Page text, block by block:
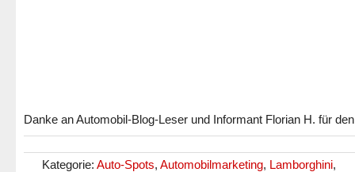
Danke an Automobil-Blog-Leser und Informant Florian H. für
Kategorie: Auto-Spots, Automobilmarketing, Lamborghini,